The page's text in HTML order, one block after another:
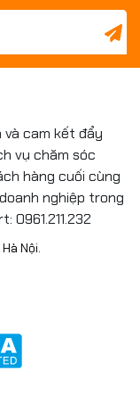
và cam kết đẩy
vụ chăm sóc
hàng cuối cùng
nghiệp trong
0961.211.232
Nội.